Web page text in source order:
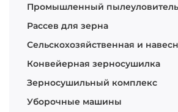
Промышленный пылеуловитель
Рассев для зерна
Сельскохозяйственная и
Конвейерная зерносушилка
Зерносушильный комплекс
Уборочные машины